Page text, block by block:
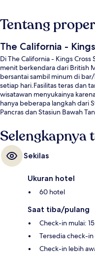
Tentang
The California -
Di The California - Kings
menit berkendara dari British
bersantai sambil minum di
setiap hari.Fasilitas teras dan
wisatawan menyukainya
hanya beberapa langkah dari
Pancras dan Stasiun Bawah
Selengkapnya
Sekilas
Ukuran hotel
60 hotel
Saat tiba/pulang
Check-in mulai:
Tersedia check-
Check-in lebih